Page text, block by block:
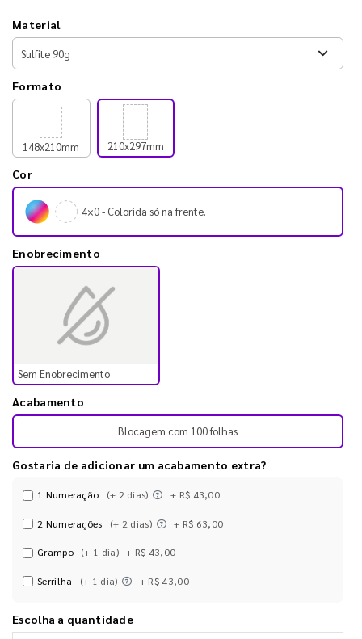
Material
Formato
148x210mm 210x297mm
Cor
4×0 - Colorida só na frente.
Enobrecimento
Sem Enobrecimento
Acabamento
Blocagem com 100 folhas
Gostaria de adicionar um acabamento extra?
1 Numeração (+ 2 dias) + R$ 43,00
2 Numerações (+ 2 dias) + R$ 63,00
Grampo (+ 1 dia) + R$ 43,00
Serrilha (+ 1 dia) + R$ 43,00
Escolha a quantidade